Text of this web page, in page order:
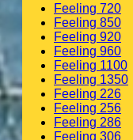
Feeling 720
Feeling 850
Feeling 920
Feeling 960
Feeling 1100
Feeling 1350
Feeling 226
Feeling 256
Feeling 286
Feeling 306